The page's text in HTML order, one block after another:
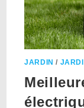
JARDIN /